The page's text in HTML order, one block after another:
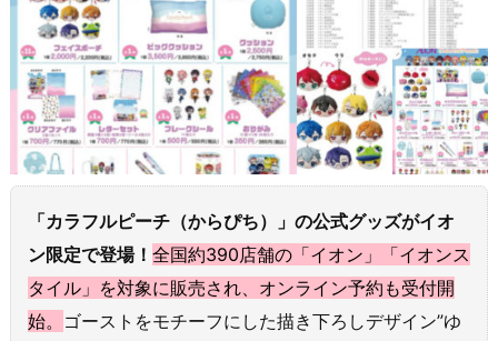
「カラフルピーチ（からぴち）」の公式グッズがイオ
ン限定で登場！ 全国約390店舗の「イオン」「イオンス
タイル」を対象に販売され、オンライン予約も受付開
始。 ゴーストをモチーフにした描き下ろしデザイン”ゆ